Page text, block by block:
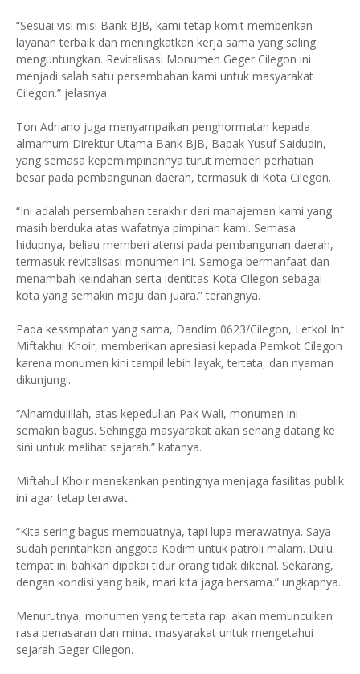
“Sesuai visi misi Bank BJB, kami tetap komit memberikan
layanan terbaik dan meningkatkan kerja sama yang saling
menguntungkan. Revitalisasi Monumen Geger Cilegon ini
menjadi salah satu persembahan kami untuk masyarakat
Cilegon.” jelasnya.
Ton Adriano juga menyampaikan penghormatan kepada
almarhum Direktur Utama Bank BJB, Bapak Yusuf Saidudin,
yang semasa kepemimpinannya turut memberi perhatian
besar pada pembangunan daerah, termasuk di Kota Cilegon.
“Ini adalah persembahan terakhir dari manajemen kami yang
masih berduka atas wafatnya pimpinan kami. Semasa
hidupnya, beliau memberi atensi pada pembangunan daerah,
termasuk revitalisasi monumen ini. Semoga bermanfaat dan
menambah keindahan serta identitas Kota Cilegon sebagai
kota yang semakin maju dan juara.” terangnya.
Pada kessmpatan yang sama, Dandim 0623/Cilegon, Letkol Inf
Miftakhul Khoir, memberikan apresiasi kepada Pemkot Cilegon
karena monumen kini tampil lebih layak, tertata, dan nyaman
dikunjungi.
“Alhamdulillah, atas kepedulian Pak Wali, monumen ini
semakin bagus. Sehingga masyarakat akan senang datang ke
sini untuk melihat sejarah.” katanya.
Miftahul Khoir menekankan pentingnya menjaga fasilitas publik
ini agar tetap terawat.
“Kita sering bagus membuatnya, tapi lupa merawatnya. Saya
sudah perintahkan anggota Kodim untuk patroli malam. Dulu
tempat ini bahkan dipakai tidur orang tidak dikenal. Sekarang,
dengan kondisi yang baik, mari kita jaga bersama.” ungkapnya.
Menurutnya, monumen yang tertata rapi akan memunculkan
rasa penasaran dan minat masyarakat untuk mengetahui
sejarah Geger Cilegon.